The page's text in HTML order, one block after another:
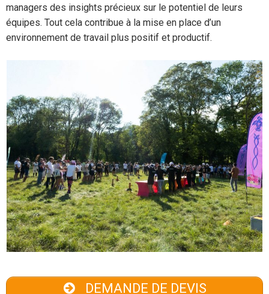
managers des insights précieux sur le potentiel de leurs
équipes. Tout cela contribue à la mise en place d’un
environnement de travail plus positif et productif.
DEMANDE DE DEVIS